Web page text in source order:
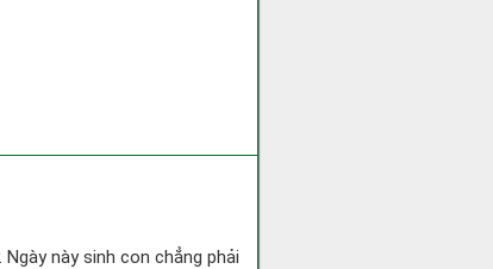
này sinh con chẳng phải